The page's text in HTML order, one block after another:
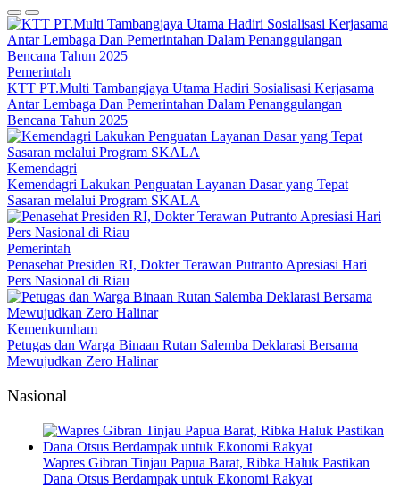
Pemerintah
KTT PT.Multi Tambangjaya Utama Hadiri Sosialisasi Kerjasama
Antar Lembaga Dan Pemerintahan Dalam Penanggulangan
Bencana Tahun 2025
Kemendagri
Kemendagri Lakukan Penguatan Layanan Dasar yang Tepat
Sasaran melalui Program SKALA
Pemerintah
Penasehat Presiden RI, Dokter Terawan Putranto Apresiasi Hari
Pers Nasional di Riau
Kemenkumham
Petugas dan Warga Binaan Rutan Salemba Deklarasi Bersama
Mewujudkan Zero Halinar
Nasional
Wapres Gibran Tinjau Papua Barat, Ribka Haluk Pastikan
Dana Otsus Berdampak untuk Ekonomi Rakyat